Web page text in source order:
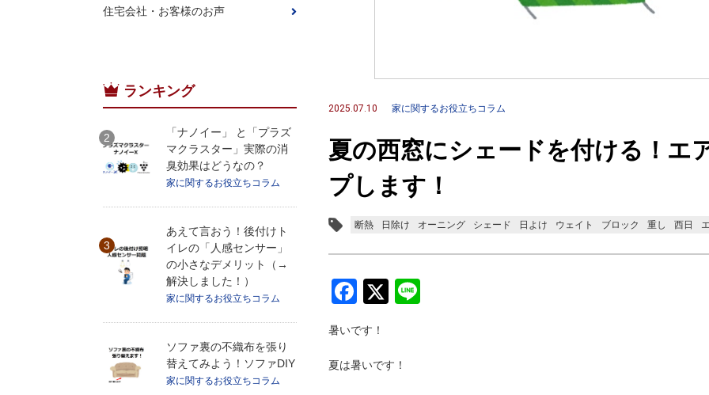
2025.07.10 家に関するお役立ちコラム
夏の西窓にシェードを付ける！エ
プします！
断熱 日除け オーニング シェード 日よけ ウェイト ブロック 重し 西日
Facebook
Twitter
暑いです！
夏は暑いです！
住宅会社・お客様のお声
ランキング
「ナノイー」 と「プラズ
マクラスター」実際の消
臭効果はどうなの？
家に関するお役立ちコラム
あえて言おう！後付けト
イレの「人感センサー」
の小さなデメリット（→
解決しました！）
家に関するお役立ちコラム
ソファ裏の不織布を張り
替えてみよう！ソファDIY
家に関するお役立ちコラム